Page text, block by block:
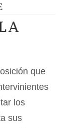
que
los
sus